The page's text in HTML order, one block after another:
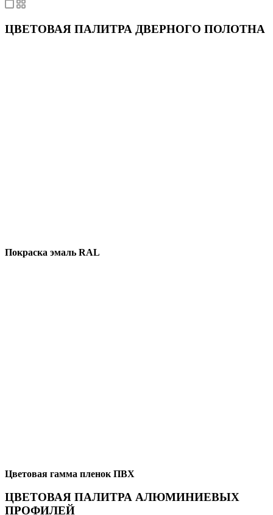
ЦВЕТОВАЯ ПАЛИТРА ДВЕРНОГО ПОЛОТНА
Покраска эмаль RAL
Цветовая гамма пленок ПВХ
ЦВЕТОВАЯ ПАЛИТРА АЛЮМИНИЕВЫХ
ПРОФИЛЕЙ